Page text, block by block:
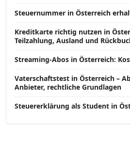
Steuernummer in Österreich
Kreditkarte richtig nutzen in
Teilzahlung, Ausland und
Streaming-Abos in Österreich:
Vaterschaftstest in Österreich –
Anbieter, rechtliche Grundlagen
Steuererklärung als Student in